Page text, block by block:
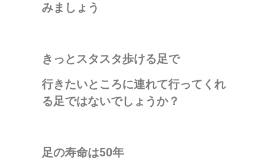
みましょう
きっとスタスタ歩ける足で
行きたいところに連れて行ってくれ
る足ではないでしょうか？
足の寿命は50年